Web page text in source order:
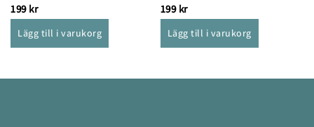
199 kr
Lägg till i varukorg
199 kr
Lägg till i varukorg